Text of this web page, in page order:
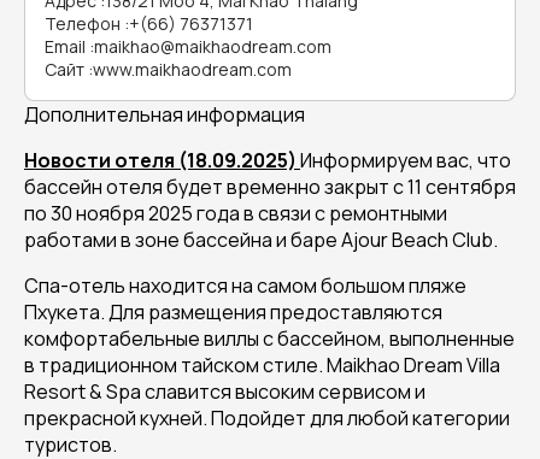
Телефон :+(66) 76371371
Email :maikhao@maikhaodream.com
Сайт :www.maikhaodream.com
Дополнительная информация
Новости отеля (18.09.2025) Информируем вас, что
бассейн отеля будет временно закрыт с 11 сентября
по 30 ноября 2025 года в связи с ремонтными
работами в зоне бассейна и баре Ajour Beach Club.
Cпа-отель находится на самом большом пляже
Пхукета. Для размещения предоставляются
комфортабельные виллы с бассейном, выполненные
в традиционном тайском стиле. Maikhao Dream Villa
Resort & Spa славится высоким сервисом и
прекрасной кухней. Подойдет для любой категории
туристов.